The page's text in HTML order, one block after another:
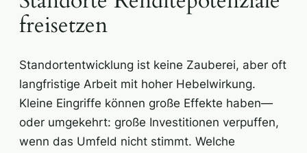
freisetzen
Standortentwicklung ist keine Zauberei, aber oft
langfristige Arbeit mit hoher Hebelwirkung.
Kleine Eingriffe können große Effekte haben—
oder umgekehrt: große Investitionen verpuffen,
wenn das Umfeld nicht stimmt. Welche